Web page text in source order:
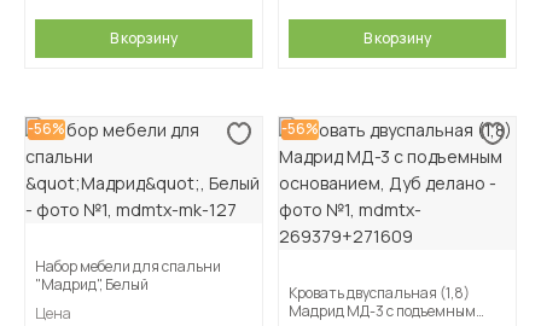
В корзину В корзину
-56%
Набор мебели для спальни
"Мадрид", Белый
Цена
-56%
Кровать двуспальная (1,8)
Мадрид МД-3 с подъемным